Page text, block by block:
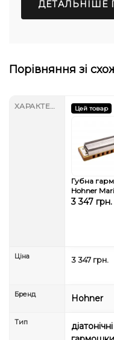
Порівняння зі
Цей товар
Губна
Hohner
1896
3 347 грн.
Ціна 3 347 грн.
Бренд Hohner
Тип
діатонічні